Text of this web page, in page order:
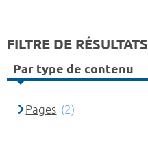
FILTRE DE RÉSULTATS
Par type de contenu
Pages (2)